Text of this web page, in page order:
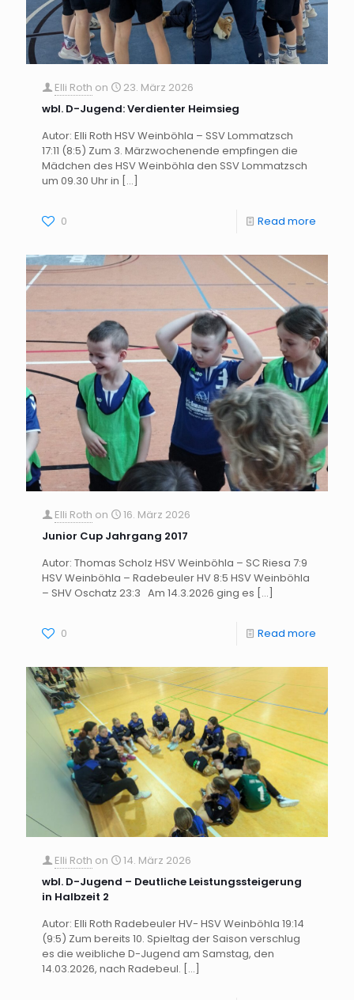
Elli Roth on
23. März 2026
wbl. D-Jugend: Verdienter Heimsieg
Autor: Elli Roth HSV Weinböhla – SSV Lommatzsch
17:11 (8:5) Zum 3. Märzwochenende empfingen die
Mädchen des HSV Weinböhla den SSV Lommatzsch
um 09.30 Uhr in […]
0 Read more
Elli Roth on
16. März 2026
Junior Cup Jahrgang 2017
Autor: Thomas Scholz HSV Weinböhla – SC Riesa 7:9
HSV Weinböhla – Radebeuler HV 8:5 HSV Weinböhla
– SHV Oschatz 23:3 Am 14.3.2026 ging es […]
0 Read more
Elli Roth on
14. März 2026
wbl. D-Jugend – Deutliche Leistungssteigerung
in Halbzeit 2
Autor: Elli Roth Radebeuler HV- HSV Weinböhla 19:14
(9:5) Zum bereits 10. Spieltag der Saison verschlug
es die weibliche D-Jugend am Samstag, den
14.03.2026, nach Radebeul. […]